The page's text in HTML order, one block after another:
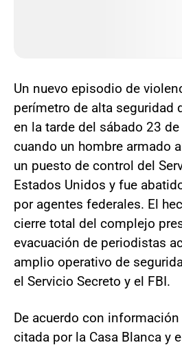
Un nuevo episodio de
perímetro de alta seguridad
en la tarde del sábado 23
cuando un hombre armado
un puesto de control del
Estados Unidos y fue
por agentes federales. El
cierre total del complejo
evacuación de periodistas
amplio operativo de
el Servicio Secreto y el FBI.
De acuerdo con
citada por la Casa Blanca y